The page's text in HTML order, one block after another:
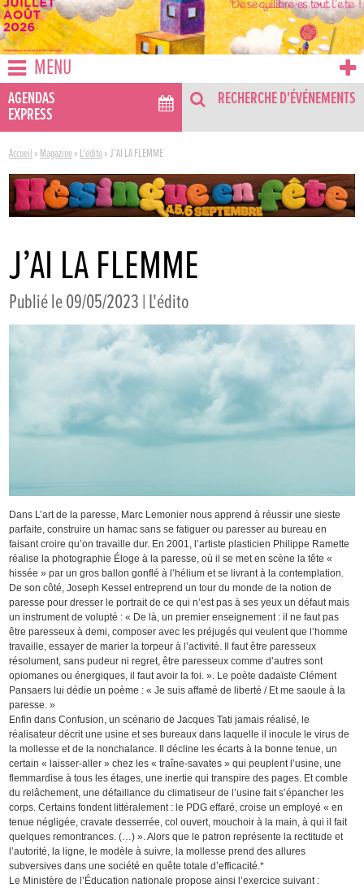
MENU
AGENDAS
EXPRESS
RECHERCHE D'ÉVÉNEMENTS
Accueil » Magazine» L'édito»J’AI LA FLEMME
J’AI LA FLEMME
Publié le 09/05/2023 |L'édito
Dans L’art de la paresse, Marc Lemonier nous apprend à réussir une sieste
parfaite, construire un hamac sans se fatiguer ou paresser au bureau en
faisant croire qu’on travaille dur. En 2001, l’artiste plasticien Philippe Ramette
réalise la photographie Éloge à la paresse, où il se met en scène la tête «
hissée » par un gros ballon gonflé à l’hélium et se livrant à la contemplation.
De son côté, Joseph Kessel entreprend un tour du monde de la notion de
paresse pour dresser le portrait de ce qui n’est pas à ses yeux un défaut mais
un instrument de volupté : « De là, un premier enseignement : il ne faut pas
être paresseux à demi, composer avec les préjugés qui veulent que l’homme
travaille, essayer de marier la torpeur à l’activité. Il faut être paresseux
résolument, sans pudeur ni regret, être paresseux comme d’autres sont
opiomanes ou énergiques, il faut avoir la foi. ». Le poète dadaïste Clément
Pansaers lui dédie un poème : « Je suis affamé de liberté / Et me saoule à la
paresse. »
Enfin dans Confusion, un scénario de Jacques Tati jamais réalisé, le
réalisateur décrit une usine et ses bureaux dans laquelle il inocule le virus de
la mollesse et de la nonchalance. Il décline les écarts à la bonne tenue, un
certain « laisser-aller » chez les « traîne-savates » qui peuplent l’usine, une
flemmardise à tous les étages, une inertie qui transpire des pages. Et comble
du relâchement, une défaillance du climatiseur de l’usine fait s’épancher les
corps. Certains fondent littéralement : le PDG effaré, croise un employé « en
tenue négligée, cravate desserrée, col ouvert, mouchoir à la main, à qui il fait
quelques remontrances. (…) ». Alors que le patron représente la rectitude et
l’autorité, la ligne, le modèle à suivre, la mollesse prend des allures
subversives dans une société en quête totale d’efficacité.*
Le Ministère de l’Éducation nationale propose ainsi l’exercice suivant :